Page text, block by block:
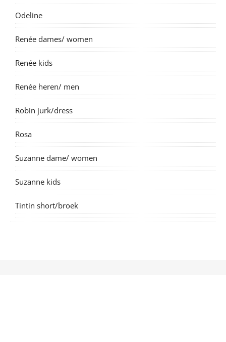
Odeline
Renée dames/ women
Renée kids
Renée heren/ men
Robin jurk/dress
Rosa
Suzanne dame/ women
Suzanne kids
Tintin short/broek